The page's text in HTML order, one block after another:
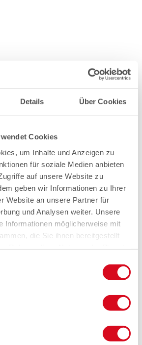
Details Über Cookies
Cookies
um Inhalte und Anzeigen zu
für soziale Medien anbieten
auf unsere Website zu
geben wir Informationen zu Ihrer
Website an unsere Partner für
und Analysen weiter. Unsere
Informationen möglicherweise mit
die Sie ihnen bereitgestellt